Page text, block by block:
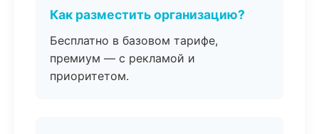
Как разместить организацию?
Бесплатно в базовом тарифе,
премиум — с рекламой и
приоритетом.